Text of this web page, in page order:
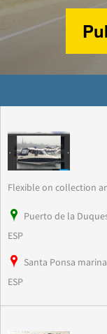
Flexible on collection
Puerto de la
ESP
Santa Ponsa
ESP